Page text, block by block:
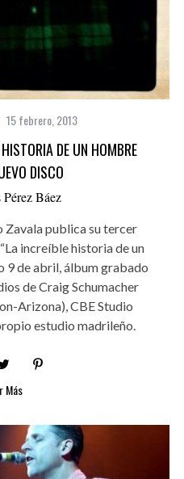
15 febrero, 2013
DE UN HOMBRE
DISCO
Báez
Zavala publica su tercer
increíble historia de un
9 de abril, álbum grabado
de Craig Schumacher
Arizona), CBE Studio
estudio madrileño.
Más